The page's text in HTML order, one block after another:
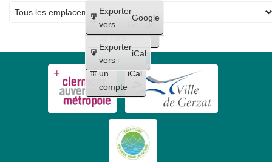
Créer
un
compte
Google
Créer
un
compte
iCal
Exporter
vers
Google
Exporter
vers
iCal